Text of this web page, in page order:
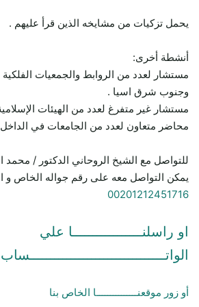
يحمل تزكيات من مشايخه الذين قرأ عليهم .
أنشطة أخرى:
مستشار لعدد من الروابط والجمعيات الفلكية
وجنوب شرق اسيا .
مستشار غير متفرغ لعدد من الهيئات
محاضر متعاون لعدد من الجامعات في الداخل
للتواصل مع الشيخ الروحاني الدكتور / محمد
يمكن التواصل معه على رقم جواله الخاص و
00201212451716
او راسلنـــــــــــــــــا علي
الواتـــــــــــــــــــــــــــــــــساب
أو زور موقعنـــــــــــــــا الخاص بنا